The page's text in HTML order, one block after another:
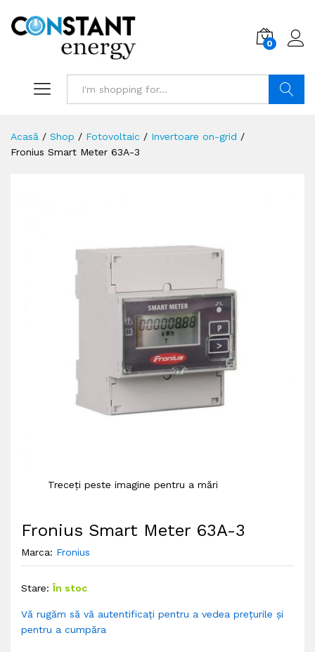
0
Acasă / Shop / Fotovoltaic / Invertoare on-grid /
Fronius Smart Meter 63A-3
Treceți peste imagine pentru a mări
Fronius Smart Meter 63A-3
Marca: Fronius
Stare: În stoc
Vă rugăm să vă autentificați pentru a vedea prețurile și
pentru a cumpăra